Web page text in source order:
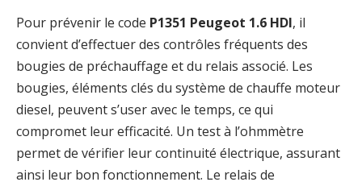
Pour prévenir le code P1351 Peugeot 1.6 HDI, il
convient d’effectuer des contrôles fréquents des
bougies de préchauffage et du relais associé. Les
bougies, éléments clés du système de chauffe moteur
diesel, peuvent s’user avec le temps, ce qui
compromet leur efficacité. Un test à l’ohmmètre
permet de vérifier leur continuité électrique, assurant
ainsi leur bon fonctionnement. Le relais de